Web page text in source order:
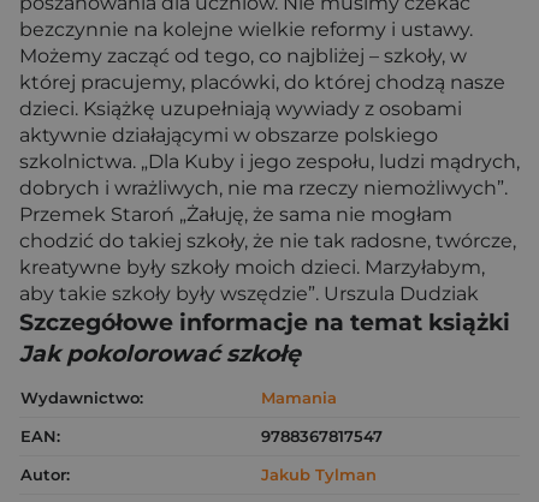
bezczynnie na kolejne wielkie reformy i ustawy.
Możemy zacząć od tego, co najbliżej – szkoły, w
której pracujemy, placówki, do której chodzą nasze
dzieci. Książkę uzupełniają wywiady z osobami
aktywnie działającymi w obszarze polskiego
szkolnictwa. „Dla Kuby i jego zespołu, ludzi mądrych,
dobrych i wrażliwych, nie ma rzeczy niemożliwych”.
Przemek Staroń „Żałuję, że sama nie mogłam
chodzić do takiej szkoły, że nie tak radosne, twórcze,
kreatywne były szkoły moich dzieci. Marzyłabym,
aby takie szkoły były wszędzie”. Urszula Dudziak
Szczegółowe informacje na temat książki
Jak pokolorować szkołę
Wydawnictwo:
Mamania
EAN:
9788367817547
Autor:
Jakub Tylman